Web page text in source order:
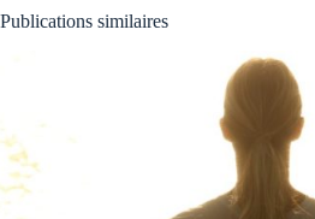
Publications similaires